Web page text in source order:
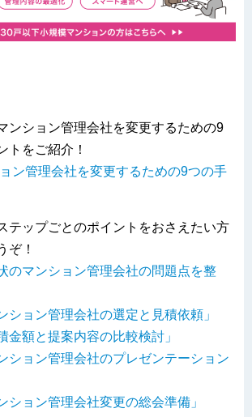
ンション管理会社を変更するための9
トをご紹介！
ン管理会社を変更するための9つの手
テップごとのポイントをおさえたい方
ぞ！
のマンション管理会社の問題点を整
ション管理会社の選定と見積依頼」
金額と提案内容の比較検討」
ション管理会社のプレゼンテーション
ション管理会社変更の総会準備」